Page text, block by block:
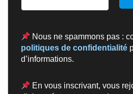
Nous ne spammons pas :
politiques de confidentialité
d’informations.
En vous inscrivant, vous